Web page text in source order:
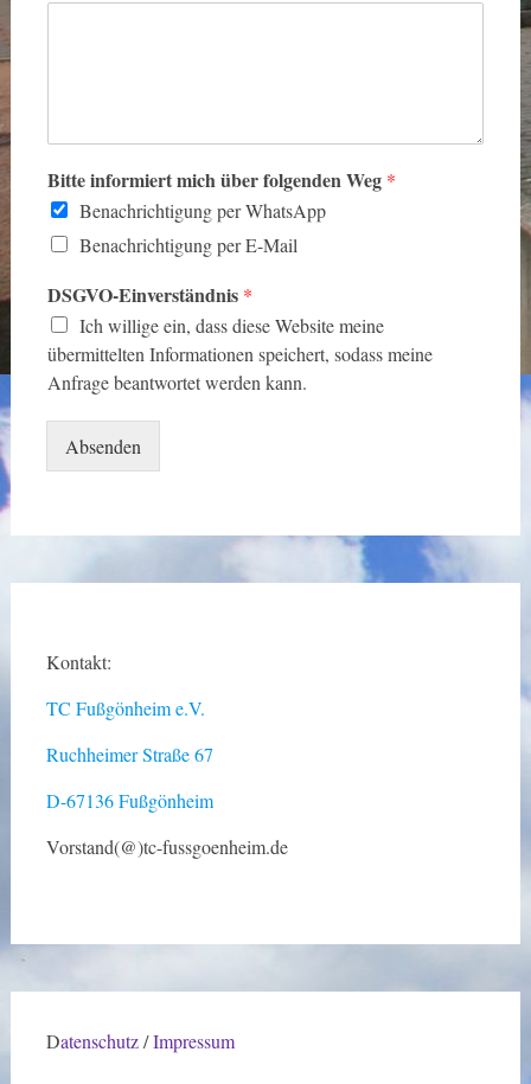
Bitte informiert mich über folgenden Weg *
Benachrichtigung per WhatsApp
Benachrichtigung per E-Mail
DSGVO-Einverständnis *
Ich willige ein, dass diese Website meine
übermittelten Informationen speichert, sodass meine
Anfrage beantwortet werden kann.
Absenden
Kontakt:
TC Fußgönheim e.V.
Ruchheimer Straße 67
D-67136 Fußgönheim
Vorstand(@)tc-fussgoenheim.de
Datenschutz/Impressum